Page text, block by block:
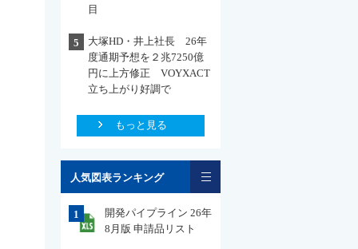
目
5
大塚HD・井上社長 26年
度通期予想を２兆7250億
円に上方修正 VOYXACT
立ち上がり好調で
もっと見る
人気図表ランキング
1
開発パイプライン 26年
8月版 申請品リスト